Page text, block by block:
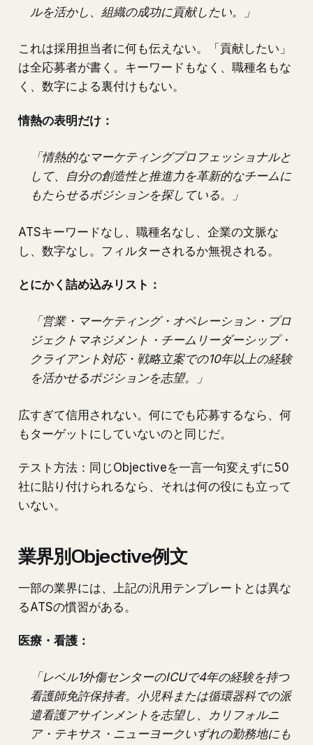
ルを活かし、組織の成功に貢献したい。」
これは採用担当者に何も伝えない。「貢献したい」
は全応募者が書く。キーワードもなく、職種名もな
く、数字による裏付けもない。
情熱の表明だけ：
「情熱的なマーケティングプロフェッショナルと
して、自分の創造性と推進力を革新的なチームに
もたらせるポジションを探している。」
ATSキーワードなし、職種名なし、企業の文脈な
し、数字なし。フィルターされるか無視される。
とにかく詰め込みリスト：
「営業・マーケティング・オペレーション・プロ
ジェクトマネジメント・チームリーダーシップ・
クライアント対応・戦略立案での10年以上の経験
を活かせるポジションを志望。」
広すぎて信用されない。何にでも応募するなら、何
もターゲットにしていないのと同じだ。
テスト方法：同じObjectiveを一言一句変えずに50
社に貼り付けられるなら、それは何の役にも立って
いない。
業界別Objective例文
一部の業界には、上記の汎用テンプレートとは異な
るATSの慣習がある。
医療・看護：
「レベル1外傷センターのICUで4年の経験を持つ
看護師免許保持者。小児科または循環器科での派
遣看護アサインメントを志望し、カリフォルニ
ア・テキサス・ニューヨークいずれの勤務地にも